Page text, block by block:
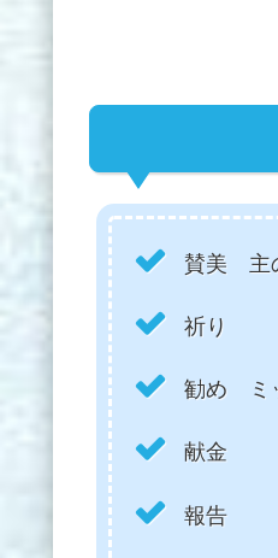
賛美 主
祈り
勧め ミ
献金
報告